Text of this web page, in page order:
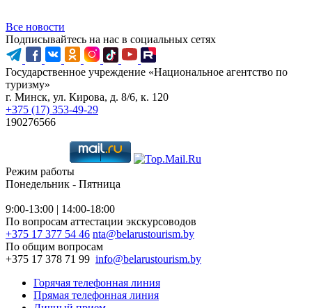
Все новости
Подписывайтесь на нас в социальных сетях
Государственное учреждение «Национальное агентство по
туризму»
г. Минск, ул. Кирова, д. 8/6, к. 120
+375 (17) 353-49-29
190276566
Режим работы
Понедельник - Пятница
9:00-13:00 | 14:00-18:00
По вопросам аттестации экскурсоводов
+375 17 377 54 46 nta@belarustourism.by
По общим вопросам
+375 17 378 71 99 info@belarustourism.by
Горячая телефонная линия
Прямая телефонная линия